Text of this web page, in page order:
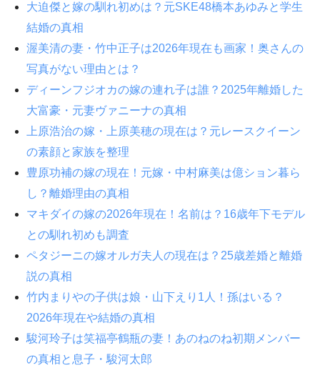
大迫傑と嫁の馴れ初めは？元SKE48橋本あゆみと学生
結婚の真相
渥美清の妻・竹中正子は2026年現在も画家！奥さんの
写真がない理由とは？
ディーンフジオカの嫁の連れ子は誰？2025年離婚した
大富豪・元妻ヴァニーナの真相
上原浩治の嫁・上原美穂の現在は？元レースクイーン
の素顔と家族を整理
豊原功補の嫁の現在！元嫁・中村麻美は億ション暮ら
し？離婚理由の真相
マキダイの嫁の2026年現在！名前は？16歳年下モデル
との馴れ初めも調査
ペタジーニの嫁オルガ夫人の現在は？25歳差婚と離婚
説の真相
竹内まりやの子供は娘・山下えり1人！孫はいる？
2026年現在や結婚の真相
駿河玲子は笑福亭鶴瓶の妻！あのねのね初期メンバー
の真相と息子・駿河太郎